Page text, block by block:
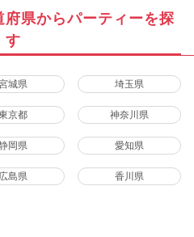
県からパーティーを探
す
城県 埼玉県
京都 神奈川県
岡県 愛知県
広島県 香川県